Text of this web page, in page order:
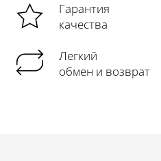
Гарантия
качества
Легкий
обмен и возврат